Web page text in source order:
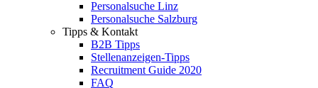
Personalsuche Linz
Personalsuche Salzburg
Tipps & Kontakt
B2B Tipps
Stellenanzeigen-Tipps
Recruitment Guide 2020
FAQ